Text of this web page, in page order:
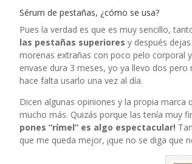
Sérum de pestañas, ¿cómo se usa?
Pues la verdad es que es muy sencillo,
las pestañas superiores y después
morenas extrañas con poco pelo corporal
envase dura 3 meses, yo ya llevo dos
hace falta usarlo una vez al día.
Dicen algunas opiniones y la propia
mucho más. Quizás porque las tenía muy
pones “rímel” es algo espectacular!
que me queda mejor, ¡que no se diga que